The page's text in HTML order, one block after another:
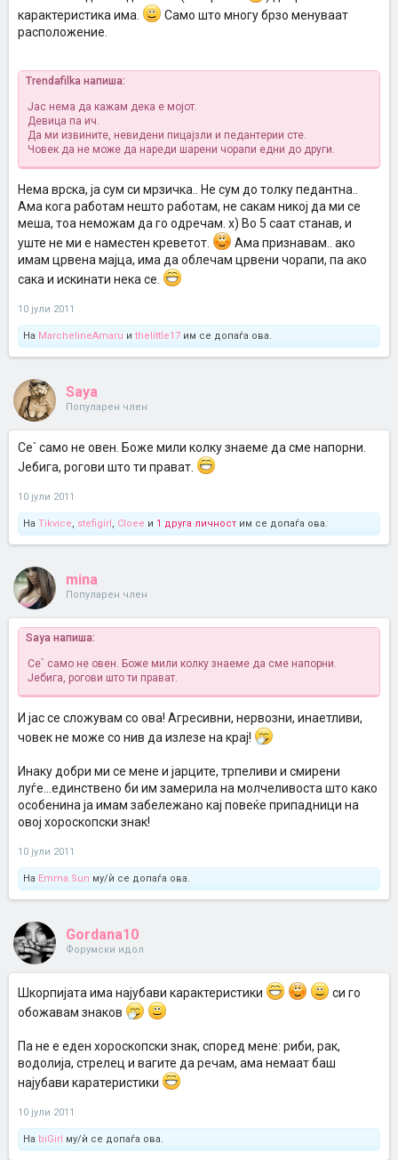
карактеристика има.
Само што многу брзо менуваат
расположение.
Trendafilka напиша:
Јас нема да кажам дека е мојот.
Девица па ич.
Да ми извините, невидени пицајзли и педантерии сте.
Човек да не може да нареди шарени чорапи едни до други.
Нема врска, ја сум си мрзичка.. Не сум до толку педантна..
Ама кога работам нешто работам, не сакам никој да ми се
меша, тоа неможам да го одречам. х) Во 5 саат станав, и
уште не ми е наместен креветот.
Ама признавам.. ако
имам црвена мајца, има да облечам црвени чорапи, па ако
сака и искинати нека се.
10 јули 2011
На MarchelineAmaru и thelittle17 им се допаѓа ова.
Saya
Популарен член
Се` само не овен. Боже мили колку знаеме да сме напорни.
Јебига, рогови што ти прават.
10 јули 2011
На Tikvice, stefigirl, Cloee и 1 друга личност им се допаѓа ова.
mina
Популарен член
Saya напиша:
Се` само не овен. Боже мили колку знаеме да сме напорни.
Јебига, рогови што ти прават.
И јас се сложувам со ова! Агресивни, нервозни, инаетливи,
човек не може со нив да излезе на крај!
Инаку добри ми се мене и јарците, трпеливи и смирени
луѓе...единствено би им замерила на молчеливоста што како
особенина ја имам забележано кај повеќе припадници на
овој хороскопски знак!
10 јули 2011
На Emma.Sun му/ѝ се допаѓа ова.
Gordana10
Форумски идол
Шкорпијата има најубави карактеристики
си го
обожавам знаков
Па не е еден хороскопски знак, според мене: риби, рак,
водолија, стрелец и вагите да речам, ама немаат баш
најубави каратеристики
10 јули 2011
На biGirl му/ѝ се допаѓа ова.